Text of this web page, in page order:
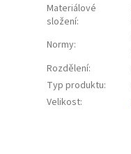
Materiálové
složení:
Normy:
Rozdělení:
Typ produktu:
Velikost: